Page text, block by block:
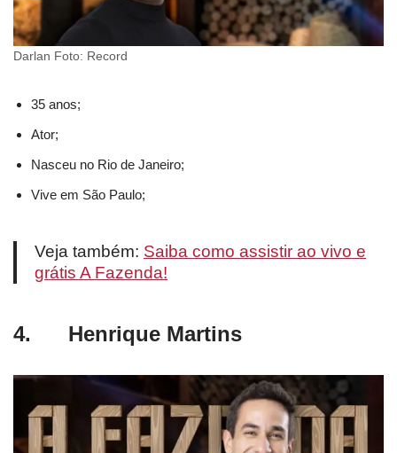
Darlan Foto: Record
35 anos;
Ator;
Nasceu no Rio de Janeiro;
Vive em São Paulo;
Veja também: Saiba como assistir ao vivo e
grátis A Fazenda!
4. Henrique Martins